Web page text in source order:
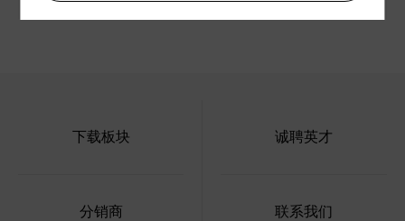
下载板块 诚聘英才
分销商 联系我们